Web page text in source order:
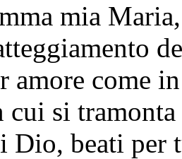
mia
amore come
cui si
Dio, beati per